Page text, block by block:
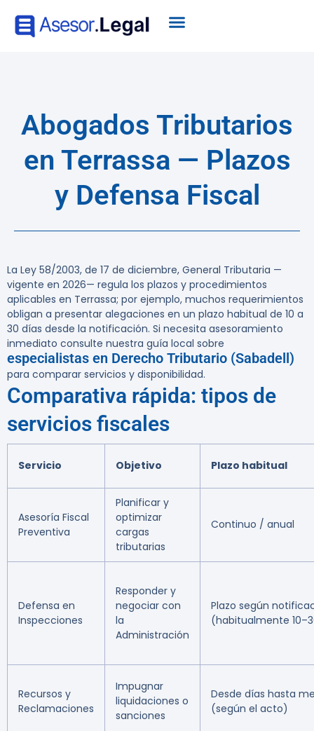
Abogados Tributarios
en Terrassa — Plazos
y Defensa Fiscal
La Ley 58/2003, de 17 de diciembre, General Tributaria —
vigente en 2026— regula los plazos y procedimientos
aplicables en Terrassa; por ejemplo, muchos requerimientos
obligan a presentar alegaciones en un plazo habitual de 10 a
30 días desde la notificación. Si necesita asesoramiento
inmediato consulte nuestra guía local sobre
especialistas en Derecho Tributario (Sabadell)
para comparar servicios y disponibilidad.
Comparativa rápida: tipos de
servicios fiscales
Servicio Objetivo Plazo habitual
Asesoría Fiscal
Preventiva
Planificar y
optimizar
cargas
tributarias
Continuo / anual
Defensa en
Inspecciones
Responder y
negociar con
la
Administración
Plazo según
(habitualmente
Recursos y
Reclamaciones
Impugnar
liquidaciones o
sanciones
Desde días hasta
(según el acto)